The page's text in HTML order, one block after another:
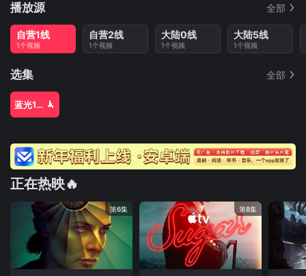
播放源 全部
自营1线
1个视频
自营2线
1个视频
大陆0线
1个视频
大陆5线
1个视频
选集 全部
蓝光1080P
正在热映🔥
第6集 第8集